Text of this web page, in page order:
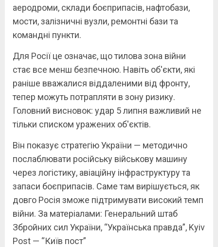
аеродроми, склади боєприпасів, нафтобази,
мости, залізничні вузли, ремонтні бази та
командні пункти.
Для Росії це означає, що тилова зона війни
стає все менш безпечною. Навіть об'єкти, які
раніше вважалися віддаленими від фронту,
тепер можуть потрапляти в зону ризику.
Головний висновок: удар 5 липня важливий не
тільки списком уражених об'єктів.
Він показує стратегію України — методично
послаблювати російську військову машину
через логістику, авіаційну інфраструктуру та
запаси боєприпасів. Саме там вирішується, як
довго Росія зможе підтримувати високий темп
війни. За матеріалами: Генеральний штаб
Збройних сил України, “Українська правда”, Kyiv
Post — “Київ пост”